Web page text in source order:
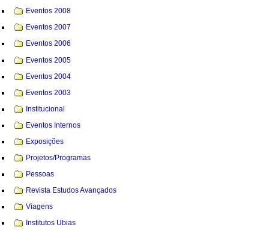
Eventos 2008
Eventos 2007
Eventos 2006
Eventos 2005
Eventos 2004
Eventos 2003
Institucional
Eventos Internos
Exposições
Projetos/Programas
Pessoas
Revista Estudos Avançados
Viagens
Institutos Ubias